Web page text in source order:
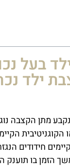
בעל
ילד
מתן הקצבה
חידודים
הזמן בו תוענק